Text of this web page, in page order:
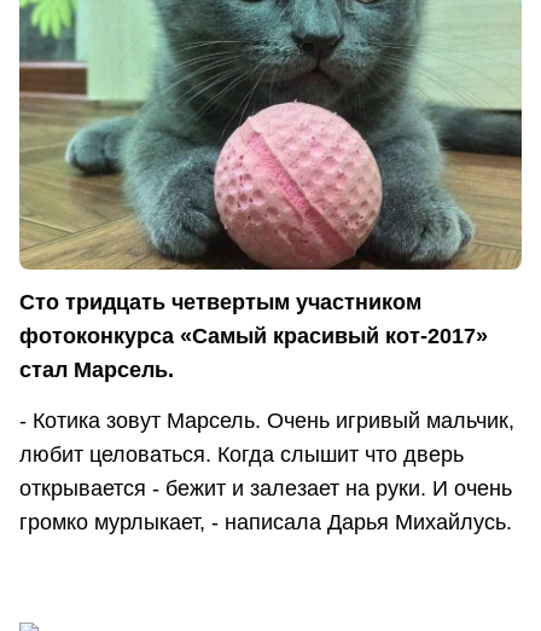
Сто тридцать четвертым участником
фотоконкурса «Самый красивый кот-2017»
стал Марсель.
- Котика зовут Марсель. Очень игривый мальчик,
любит целоваться. Когда слышит что дверь
открывается - бежит и залезает на руки. И очень
громко мурлыкает, - написала Дарья Михайлусь.